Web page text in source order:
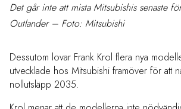
Det går inte att mista Mitsubishis senaste
Outlander – Foto: Mitsubishi
Dessutom lovar Frank Krol flera nya
utvecklade hos Mitsubishi framöver för att
nollutsläpp 2035.